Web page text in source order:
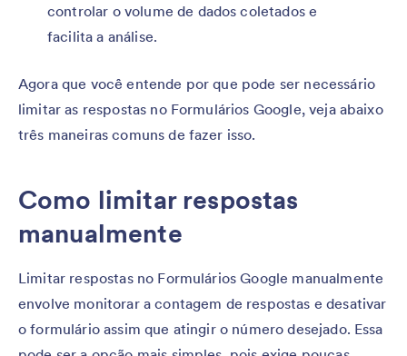
controlar o volume de dados coletados e
facilita a análise.
Agora que você entende por que pode ser necessário
limitar as respostas no Formulários Google, veja abaixo
três maneiras comuns de fazer isso.
Como limitar respostas
manualmente
Limitar respostas no Formulários Google manualmente
envolve monitorar a contagem de respostas e desativar
o formulário assim que atingir o número desejado. Essa